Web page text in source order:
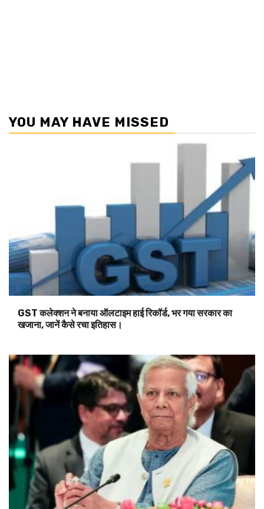
YOU MAY HAVE MISSED
GST कलेक्शन ने बनाया ऑलटाइम हाई रिकॉर्ड, भर गया सरकार का
खजाना, जानें कैसे रचा इतिहास।